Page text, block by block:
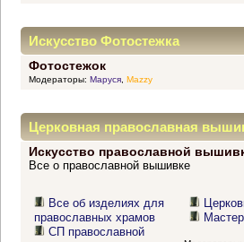
Искусство Фотостежка
Фотостежок
Модераторы: Маруся, Mazzy
Церковная православная
Искусство православной
Все о православной вышивке
Все об изделиях для
православных храмов
СП православной